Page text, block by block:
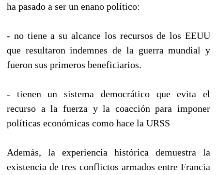
ha pasado a ser un enano político:
- no tiene a su alcance los recursos de los EEUU
que resultaron indemnes de la guerra mundial y
fueron sus primeros beneficiarios.
- tienen un sistema democrático que evita el
recurso a la fuerza y la coacción para imponer
políticas económicas como hace la URSS
Además, la experiencia histórica demuestra la
existencia de tres conflictos armados entre Francia